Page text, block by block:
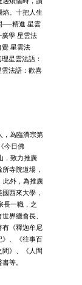
焰。十把人生
──精進 星雲
學 星雲法
星雲法
星雲法語：
法語：歡喜
，為臨濟宗第
今日佛
，致力推廣
寺院道場，
此外，為推廣
西來大學，
長一職，之
界總會長、
有《釋迦牟尼
》、《往事百
間》、《人間
等。